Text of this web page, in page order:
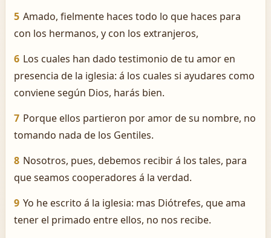
5 Amado, fielmente haces todo lo que haces para
con los hermanos, y con los extranjeros,
6 Los cuales han dado testimonio de tu amor en
presencia de la iglesia: á los cuales si ayudares como
conviene según Dios, harás bien.
7 Porque ellos partieron por amor de su nombre, no
tomando nada de los Gentiles.
8 Nosotros, pues, debemos recibir á los tales, para
que seamos cooperadores á la verdad.
9 Yo he escrito á la iglesia: mas Diótrefes, que ama
tener el primado entre ellos, no nos recibe.